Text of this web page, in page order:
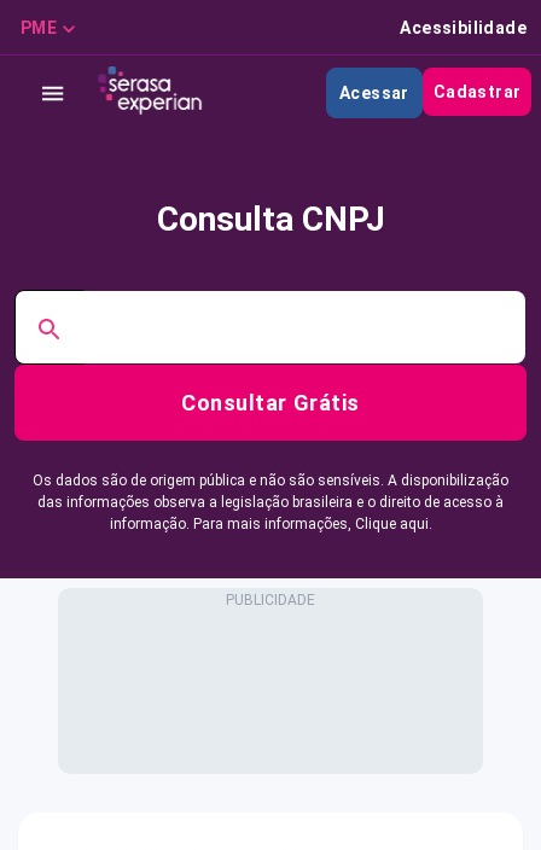
PME Acessibilidade
Acessar Cadastrar
Consulta CNPJ
Consultar Grátis
Os dados são de origem pública e não são sensíveis. A disponibilização
das informações observa a legislação brasileira e o direito de acesso à
informação. Para mais informações, Clique aqui.